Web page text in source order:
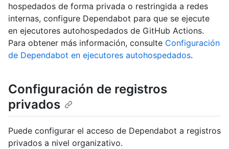
hospedados de forma privada o restringida a redes
internas, configure Dependabot para que se ejecute
en ejecutores autohospedados de GitHub Actions.
Para obtener más información, consulte Configuración
de Dependabot en ejecutores autohospedados.
Configuración de registros
privados
Puede configurar el acceso de Dependabot a registros
privados a nivel organizativo.